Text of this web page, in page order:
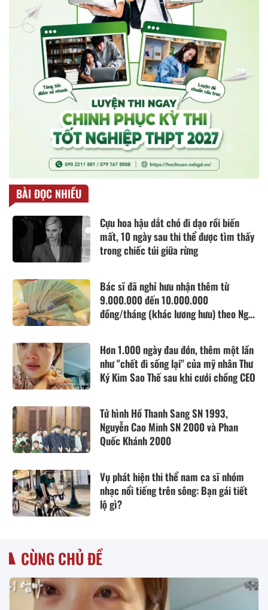
BÀI ĐỌC NHIỀU
Cựu hoa hậu dắt chó đi dạo rồi biến
mất, 10 ngày sau thi thể được tìm thấy
trong chiếc túi giữa rừng
Bác sĩ đã nghỉ hưu nhận thêm từ
9.000.000 đến 10.000.000
đồng/tháng (khác lương hưu) theo Nghị
Hơn 1.000 ngày đau đớn, thêm một lần
như "chết đi sống lại" của mỹ nhân Thư
Ký Kim Sao Thế sau khi cưới chồng CEO
Tử hình Hồ Thanh Sang SN 1993,
Nguyễn Cao Minh SN 2000 và Phan
Quốc Khánh 2000
Vụ phát hiện thi thể nam ca sĩ nhóm
nhạc nổi tiếng trên sông: Bạn gái tiết
lộ gì?
CÙNG CHỦ ĐỀ